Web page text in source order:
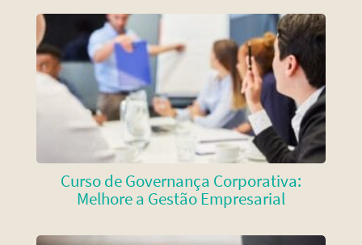
Curso de Governança Corporativa:
Melhore a Gestão Empresarial